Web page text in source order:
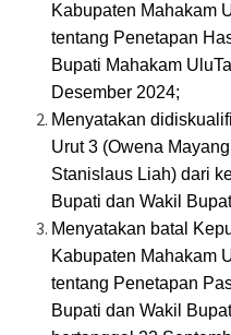
Kabupaten Mahakam
tentang Penetapan
Bupati Mahakam
Desember 2024;
Menyatakan
Urut 3 (Owena
Stanislaus Liah) dari
Bupati dan Wakil
Menyatakan batal
Kabupaten Mahakam
tentang Penetapan
Bupati dan Wakil